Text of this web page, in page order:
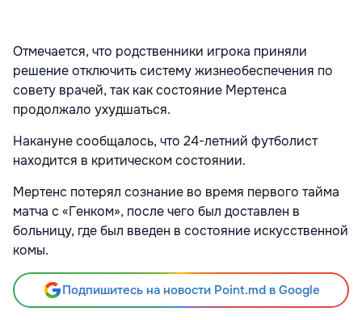
Отмечается, что родственники игрока приняли
решение отключить систему жизнеобеспечения по
совету врачей, так как состояние Мертенса
продолжало ухудшаться.
Накануне сообщалось, что 24-летний футболист
находится в критическом состоянии.
Мертенс потерял сознание во время первого тайма
матча с «Генком», после чего был доставлен в
больницу, где был введен в состояние искусственной
комы.
Подпишитесь на новости Point.md в Google